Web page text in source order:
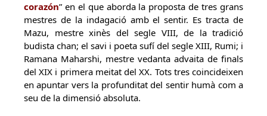
corazón” en el que aborda la proposta de tres grans
mestres de la indagació amb el sentir. Es tracta de
Mazu, mestre xinès del segle VIII, de la tradició
budista chan; el savi i poeta sufí del segle XIII, Rumi; i
Ramana Maharshi, mestre vedanta advaita de finals
del XIX i primera meitat del XX. Tots tres coincideixen
en apuntar vers la profunditat del sentir humà com a
seu de la dimensió absoluta.